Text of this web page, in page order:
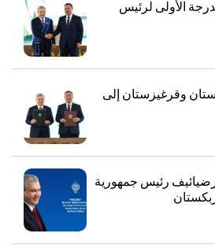
الأولى لرئيس
وقرغيزستان إلى
رئيس جمهورية